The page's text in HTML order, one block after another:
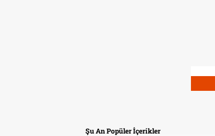
Şu An Popüler İçerikler